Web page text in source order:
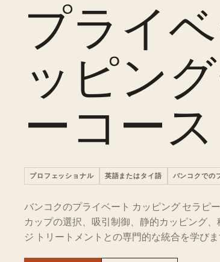
プライ
ッピン
ーコース
プロフェッショナル 英語またはタイ語 バンコクでの
バンコクのプライベート カッピング セラピ
カップの選択、吸引制御、静的カッピング
ジ トリートメントとの専門的な統合を学びま